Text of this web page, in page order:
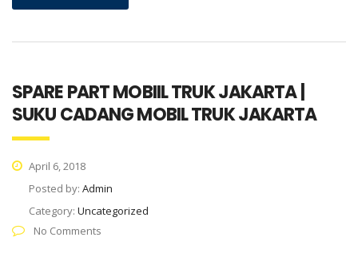
SPARE PART MOBIIL TRUK JAKARTA |
SUKU CADANG MOBIL TRUK JAKARTA
April 6, 2018
Posted by: Admin
Category: Uncategorized
No Comments